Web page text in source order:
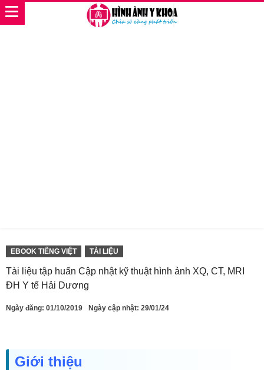
EBOOK TIẾNG VIỆT TÀI LIỆU
Tài liệu tập huấn Cập nhật kỹ thuật hình ảnh XQ, CT, MRI
ĐH Y tế Hải Dương
Ngày đăng: 01/10/2019 Ngày cập nhật: 29/01/24
Giới thiệu